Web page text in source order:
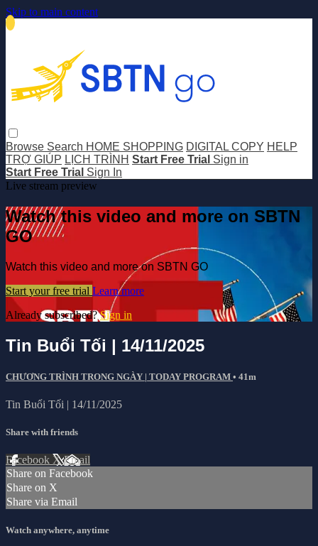
Skip to main content
Browse Search HOME SHOPPING DIGITAL COPY HELP
TRỢ GIÚP LỊCH TRÌNH Start Free Trial Sign in
Start Free Trial Sign In
Live stream preview
Watch this video and more on SBTN
GO
Watch this video and more on SBTN GO
Start your free trial Learn more
Already subscribed?Sign in
Tin Buổi Tối | 14/11/2025
CHƯƠNG TRÌNH TRONG NGÀY | TODAY PROGRAM • 41m
Tin Buổi Tối | 14/11/2025
Share with friends
Facebook XEmail
Share on Facebook
Share on X
Share via Email
Watch anywhere, anytime